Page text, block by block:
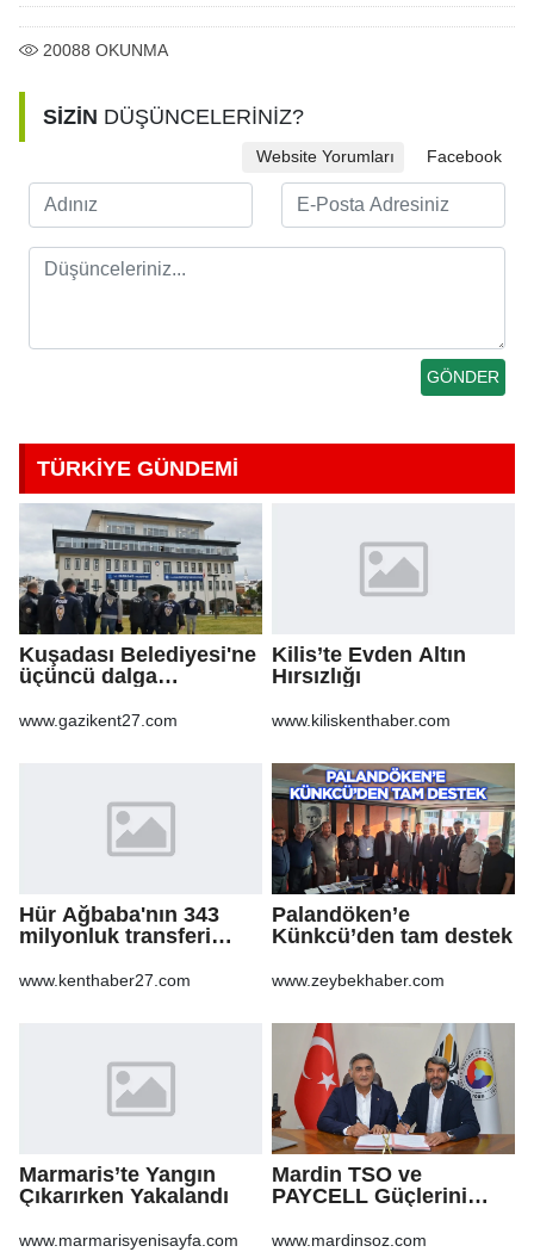
20088 OKUNMA
SİZİN DÜŞÜNCELERİNİZ?
Website Yorumları Facebook
TÜRKİYE GÜNDEMİ
Kuşadası Belediyesi'ne
üçüncü dalga
www.gazikent27.com
Kilis’te Evden Altın
Hırsızlığı
www.kiliskenthaber.com
Hür Ağbaba'nın 343
milyonluk transferi
Ağbaba'ya milyonlar
www.kenthaber27.com
Palandöken’e
Künkcü’den tam destek
www.zeybekhaber.com
Marmaris’te Yangın
Çıkarırken Yakalandı
www.marmarisyenisayfa.com
Mardin TSO ve
PAYCELL Güçlerini
www.mardinsoz.com